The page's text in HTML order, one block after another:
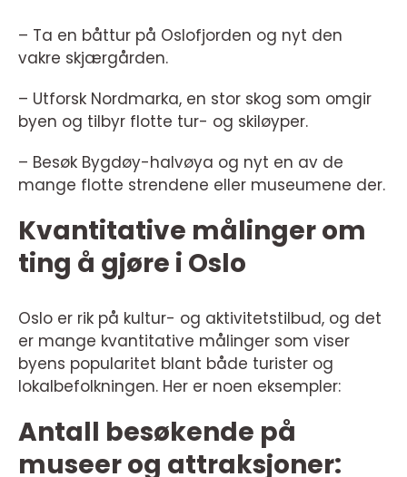
– Ta en båttur på Oslofjorden og nyt den
vakre skjærgården.
– Utforsk Nordmarka, en stor skog som omgir
byen og tilbyr flotte tur- og skiløyper.
– Besøk Bygdøy-halvøya og nyt en av de
mange flotte strendene eller museumene der.
Kvantitative målinger om
ting å gjøre i Oslo
Oslo er rik på kultur- og aktivitetstilbud, og det
er mange kvantitative målinger som viser
byens popularitet blant både turister og
lokalbefolkningen. Her er noen eksempler:
Antall besøkende på
museer og attraksjoner: